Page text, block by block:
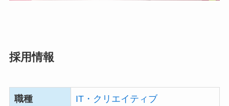
採用情報
職種 IT・クリエイティブ